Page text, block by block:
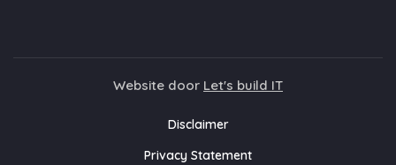
Website door Let's build IT
Disclaimer
Privacy Statement